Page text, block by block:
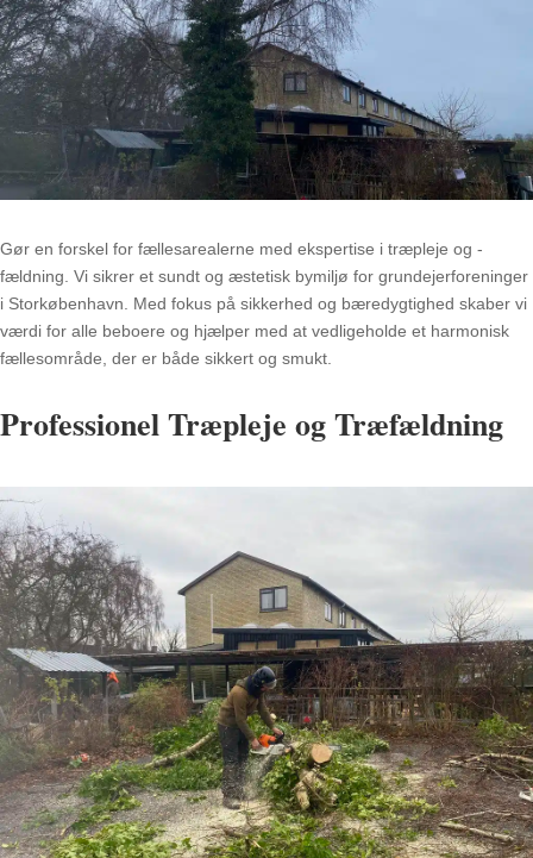
Gør en forskel for fællesarealerne med ekspertise i træpleje og -
fældning. Vi sikrer et sundt og æstetisk bymiljø for grundejerforeninger
i Storkøbenhavn. Med fokus på sikkerhed og bæredygtighed skaber vi
værdi for alle beboere og hjælper med at vedligeholde et harmonisk
fællesområde, der er både sikkert og smukt.
Professionel Træpleje og Træfældning